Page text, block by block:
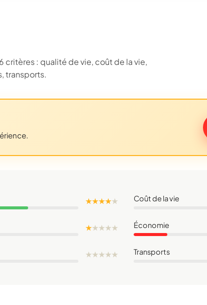
critères : qualité de vie, coût de la vie,
transports.
★ ★ ★ ★★ Coût de la vie
★★★★★ Économie
★★★★★ Transports